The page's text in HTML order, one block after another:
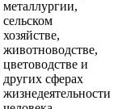
металлургии,
сельском
хозяйстве,
животноводстве,
цветоводстве и
других сферах
жизнедеятельности